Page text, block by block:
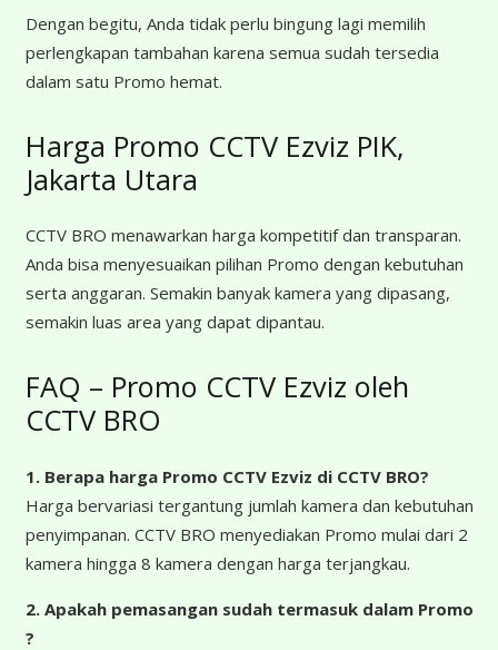
Dengan begitu, Anda tidak perlu bingung lagi memilih
perlengkapan tambahan karena semua sudah tersedia
dalam satu Promo hemat.
Harga Promo CCTV Ezviz PIK,
Jakarta Utara
CCTV BRO menawarkan harga kompetitif dan transparan.
Anda bisa menyesuaikan pilihan Promo dengan kebutuhan
serta anggaran. Semakin banyak kamera yang dipasang,
semakin luas area yang dapat dipantau.
FAQ – Promo CCTV Ezviz oleh
CCTV BRO
1. Berapa harga Promo CCTV Ezviz di CCTV BRO?
Harga bervariasi tergantung jumlah kamera dan kebutuhan
penyimpanan. CCTV BRO menyediakan Promo mulai dari 2
kamera hingga 8 kamera dengan harga terjangkau.
2. Apakah pemasangan sudah termasuk dalam Promo
?